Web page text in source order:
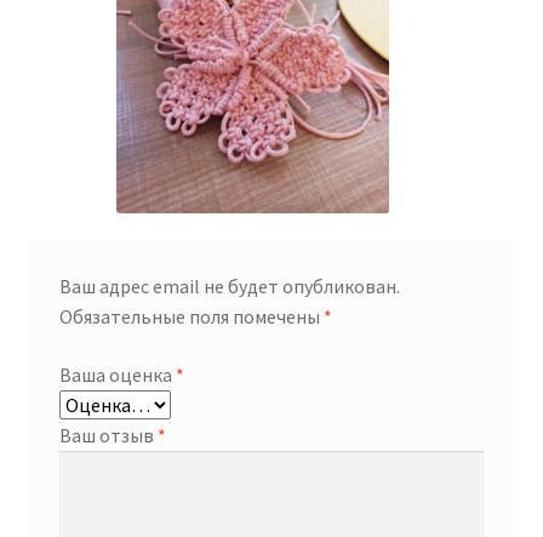
Ваш адрес email не будет опубликован.
Обязательные поля помечены *
Ваша оценка *
Ваш отзыв *